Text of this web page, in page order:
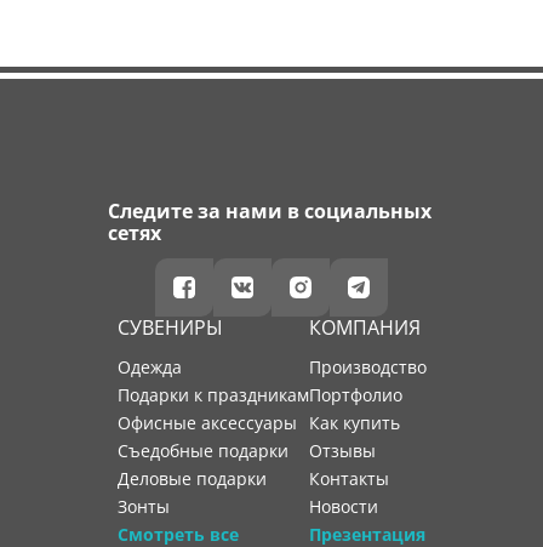
Следите за нами в социальных
сетях
СУВЕНИРЫ
Одежда
Подарки к праздникам
Офисные аксессуары
Съедобные подарки
Деловые подарки
Зонты
Смотреть все
КОМПАНИЯ
производство
портфолио
как купить
отзывы
контакты
новости
Презентация